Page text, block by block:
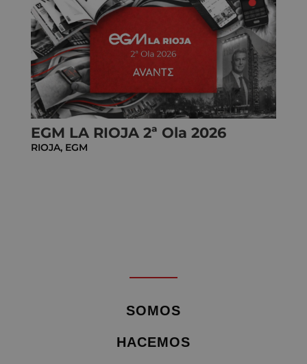
EGM LA RIOJA 2ª Ola 2026
RIOJA, EGM
SOMOS
HACEMOS